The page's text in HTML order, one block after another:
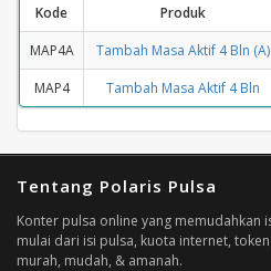
Kode Produk
MAP4A
Tambah Masa Aktif 4 Bln (A)
MAP4 Tambah Masa Aktif 4 Bln
Tentang Polaris Pulsa
Konter pulsa online yang memudahkan
mulai dari isi pulsa, kuota internet,
murah, mudah, & amanah.